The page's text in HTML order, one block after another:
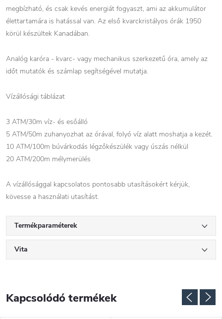
megbízható, és csak kevés energiát fogyaszt, ami az akkumulátor
élettartamára is hatással van. Az első kvarckristályos órák 1950
körül készültek Kanadában.
Analóg karóra - kvarc- vagy mechanikus szerkezetű óra, amely az
időt mutatók és számlap segítségével mutatja.
Vízállósági táblázat
3 ATM/30m víz- és esőálló
5 ATM/50m zuhanyozhat az órával, folyó víz alatt moshatja a kezét.
10 ATM/100m búvárkodás légzőkészülék vagy úszás nélkül
20 ATM/200m mélymerülés
A vízállósággal kapcsolatos pontosabb utasításokért kérjük,
kövesse a használati utasítást.
Termékparaméterek
Vita
Kapcsolódó termékek